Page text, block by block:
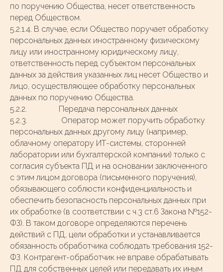
по поручению Общества, несет ответственность
перед Обществом.
5.2.1.4. В случае, если Общество поручает обработку
персональных данных иностранному физическому
лицу или иностранному юридическому лицу,
ответственность перед субъектом персональных
данных за действия указанных лиц несет Общество и
лицо, осуществляющее обработку персональных
данных по поручению Общества.
5.2.2. Передача персональных данных
5.2.3. Оператор может поручить обработку
персональных данных другому лицу (например,
облачному оператору ИТ-системы, сторонней
лаборатории или бухгалтерской компании) только с
согласия субъекта ПД и на основании заключенного
с этим лицом договора (письменного поручения),
обязывающего соблюсти конфиденциальность и
обеспечить безопасность персональных данных при
их обработке (в соответствии с ч.3 ст.6 Закона №152-
ФЗ). В таком договоре определяются перечень
действий с ПД, цели обработки и устанавливается
обязанность обработчика соблюдать требования 152-
ФЗ. Контрагент-обработчик не вправе обрабатывать
ПД для собственных целей или передавать их иным